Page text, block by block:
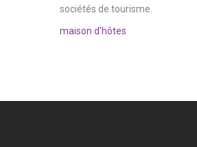
sociétés de tourisme.
maison d'hôtes